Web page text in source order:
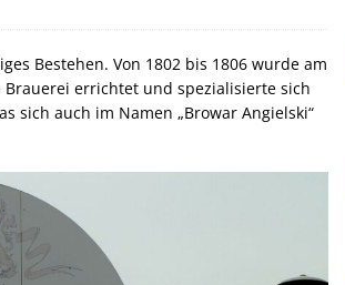
Bestehen. Von 1802 bis 1806 wurde am
Brauerei errichtet und spezialisierte sich
sich auch im Namen „Browar Angielski“